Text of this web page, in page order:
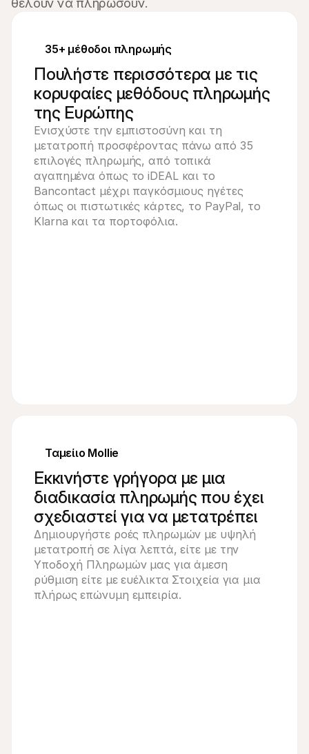
θέλουν να πληρώσουν.
35+ μέθοδοι πληρωμής
Πουλήστε περισσότερα με τις
κορυφαίες μεθόδους πληρωμής
της Ευρώπης
Ενισχύστε την εμπιστοσύνη και τη
μετατροπή προσφέροντας πάνω από 35
επιλογές πληρωμής, από τοπικά
αγαπημένα όπως το iDEAL και το
Bancontact μέχρι παγκόσμιους ηγέτες
όπως οι πιστωτικές κάρτες, το PayPal, το
Klarna και τα πορτοφόλια.
Ταμείιο Mollie
Εκκινήστε γρήγορα με μια
διαδικασία πληρωμής που έχει
σχεδιαστεί για να μετατρέπει
Δημιουργήστε ροές πληρωμών με υψηλή
μετατροπή σε λίγα λεπτά, είτε με την
Υποδοχή Πληρωμών μας για άμεση
ρύθμιση είτε με ευέλικτα Στοιχεία για μια
πλήρως επώνυμη εμπειρία.
ποδήλατο